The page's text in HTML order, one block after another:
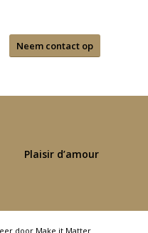
Neem contact op
Plaisir d’amour
door Make it Matter